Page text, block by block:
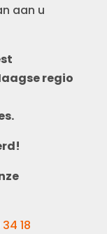
aan u
regio
18